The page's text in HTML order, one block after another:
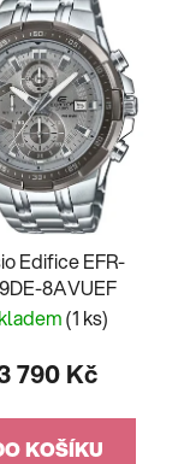
Edifice EFR-
8AVUEF
(1 ks)
790 Kč
KOŠÍKU